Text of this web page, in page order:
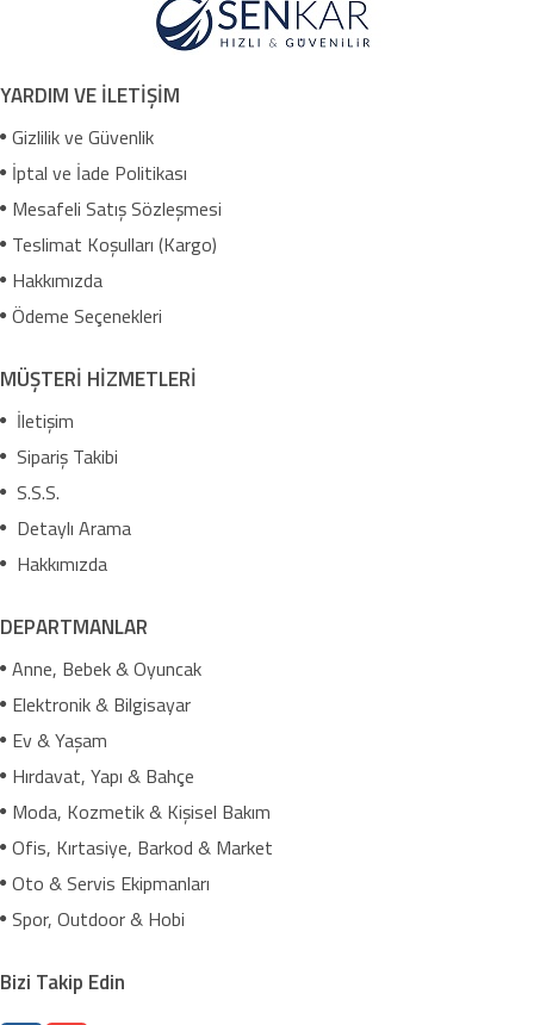
YARDIM VE İLETİŞİM
Gizlilik ve Güvenlik
İptal ve İade Politikası
Mesafeli Satış Sözleşmesi
Teslimat Koşulları (Kargo)
Hakkımızda
Ödeme Seçenekleri
MÜŞTERİ HİZMETLERİ
İletişim
Sipariş Takibi
S.S.S.
Detaylı Arama
Hakkımızda
DEPARTMANLAR
Anne, Bebek & Oyuncak
Elektronik & Bilgisayar
Ev & Yaşam
Hırdavat, Yapı & Bahçe
Moda, Kozmetik & Kişisel Bakım
Ofis, Kırtasiye, Barkod & Market
Oto & Servis Ekipmanları
Spor, Outdoor & Hobi
Bizi Takip Edin